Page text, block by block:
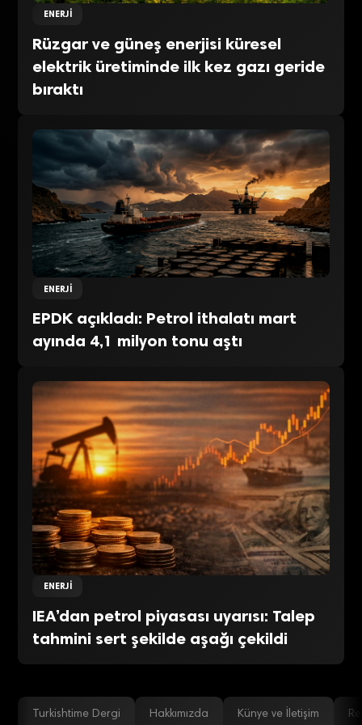
ENERJI
Rüzgar ve güneş enerjisi küresel
elektrik üretiminde ilk kez gazı geride
bıraktı
ENERJI
EPDK açıkladı: Petrol ithalatı mart
ayında 4,1 milyon tonu aştı
ENERJI
IEA’dan petrol piyasası uyarısı: Talep
tahmini sert şekilde aşağı çekildi
Turkishtime Dergi Hakkımızda Künye ve İletişim